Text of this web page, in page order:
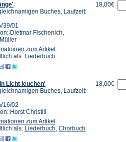
Buches, Laufzeit:
01
Dietmar Fischenich,
zum Artikel
als: Liederbuch
18,00€
Licht leuchen'
Buches, Laufzeit:
02
Horst Christill
zum Artikel
als: Liederbuch Chorbuch
18,00€